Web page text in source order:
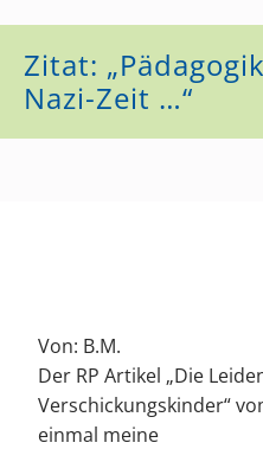
Zitat:
Nazi-Zeit …“
Von: B.M.
Der RP Artikel „Die
Verschickungskinder“
einmal meine